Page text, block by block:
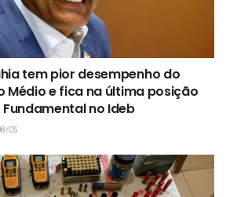
tem pior desempenho do
Médio e fica na última posição
no Ideb
05